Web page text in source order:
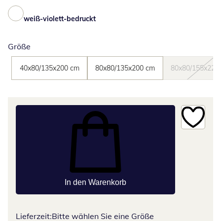
weiß-violett-bedruckt
Größe
40x80/135x200 cm 80x80/135x200 cm 80x80/155x220
In den Warenkorb
Lieferzeit:Bitte wählen Sie eine Größe